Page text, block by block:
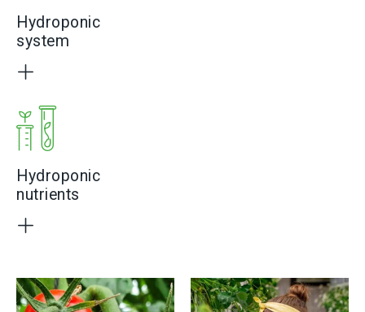
Hydroponic
system
Hydroponic
nutrients